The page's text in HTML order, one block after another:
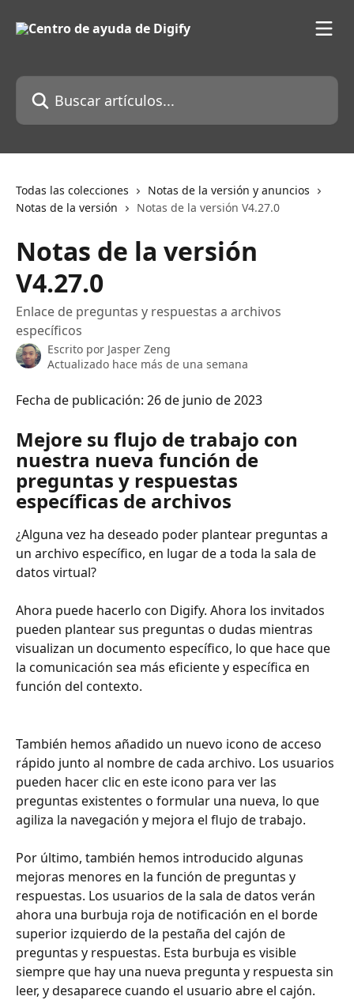
Buscar artículos...
Todas las colecciones
Notas de la versión y anuncios
Notas de la versión
Notas de la versión V4.27.0
Notas de la versión
V4.27.0
Enlace de preguntas y respuestas a archivos
específicos
Escrito por Jasper Zeng
Actualizado hace más de una semana
Fecha de publicación: 26 de junio de 2023
Mejore su flujo de trabajo con
nuestra nueva función de
preguntas y respuestas
específicas de archivos
¿Alguna vez ha deseado poder plantear preguntas a
un archivo específico, en lugar de a toda la sala de
datos virtual?
Ahora puede hacerlo con Digify. Ahora los invitados
pueden plantear sus preguntas o dudas mientras
visualizan un documento específico, lo que hace que
la comunicación sea más eficiente y específica en
función del contexto.
También hemos añadido un nuevo icono de acceso
rápido junto al nombre de cada archivo. Los usuarios
pueden hacer clic en este icono para ver las
preguntas existentes o formular una nueva, lo que
agiliza la navegación y mejora el flujo de trabajo.
Por último, también hemos introducido algunas
mejoras menores en la función de preguntas y
respuestas. Los usuarios de la sala de datos verán
ahora una burbuja roja de notificación en el borde
superior izquierdo de la pestaña del cajón de
preguntas y respuestas. Esta burbuja es visible
siempre que hay una nueva pregunta y respuesta sin
leer, y desaparece cuando el usuario abre el cajón.